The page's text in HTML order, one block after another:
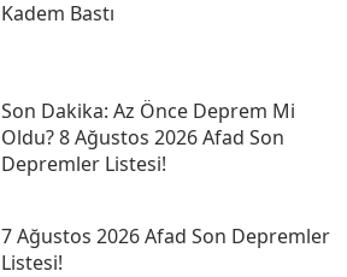
Kadem Bastı
Son Daki̇ka: Az Önce Deprem Mi
Oldu? 8 Ağustos 2026 Afad Son
Depremler Listesi!
7 Ağustos 2026 Afad Son Depremler
Listesi!